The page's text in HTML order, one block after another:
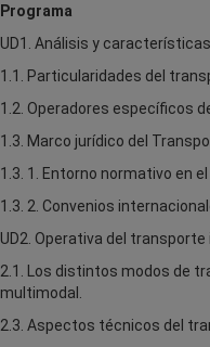
Programa
UD1. Análisis y
1.1. Particularidades del
1.2. Operadores específicos
1.3. Marco jurídico del
1.3. 1. Entorno normativo en
1.3. 2. Convenios
UD2. Operativa del transporte
2.1. Los distintos modos de
multimodal.
2.3. Aspectos técnicos del